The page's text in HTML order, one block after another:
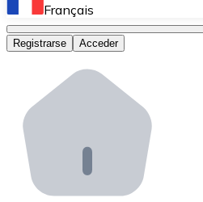
Bitnovo OTC
Bitnovo ATM
Integra un ATM Bitnovo
Bitnovo API
Integra nuestra API en tu
Français
Registrarse Acceder